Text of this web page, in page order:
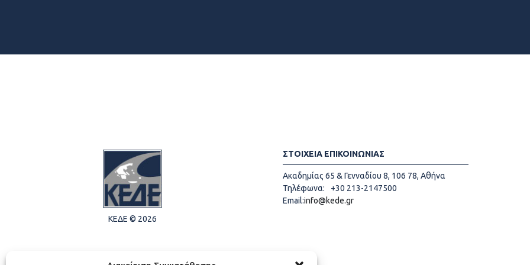
ΚΕΔΕ © 2026
ΣΤΟΙΧΕΙΑ ΕΠΙΚΟΙΝΩΝΙΑΣ
Ακαδημίας 65 & Γενναδίου 8, 106 78, Αθήνα
Τηλέφωνα:
+30 213-2147500
Email:info@kede.gr